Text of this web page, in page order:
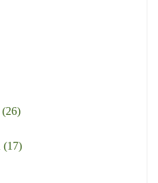
(26)
(17)